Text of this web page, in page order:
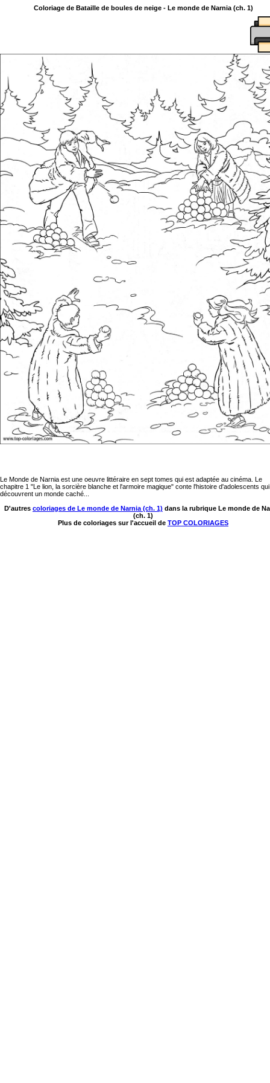
Coloriage de Bataille de boules de neige - Le monde de Narnia (ch. 1)
Le Monde de Narnia est une oeuvre littéraire en sept tomes qui est adaptée au cinéma. Le
chapitre 1 "Le lion, la sorcière blanche et l'armoire magique" conte l'histoire d'adolescents qui
découvrent un monde caché...
D'autres coloriages de Le monde de Narnia (ch. 1) dans la rubrique Le monde de
(ch. 1)
Plus de coloriages sur l'accueil de TOP COLORIAGES